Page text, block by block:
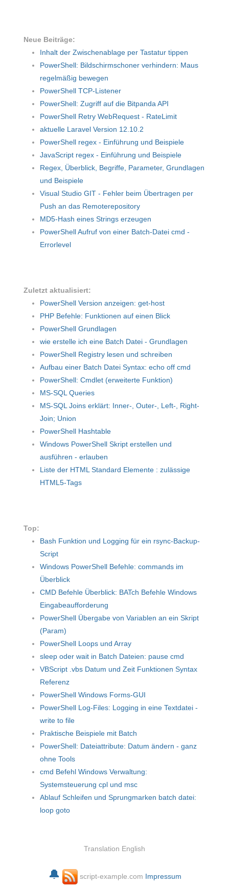
Neue Beiträge:
Inhalt der Zwischenablage per Tastatur tippen
PowerShell: Bildschirmschoner verhindern: Maus
regelmäßig bewegen
PowerShell TCP-Listener
PowerShell: Zugriff auf die Bitpanda API
PowerShell Retry WebRequest - RateLimit
aktuelle Laravel Version 12.10.2
PowerShell regex - Einführung und Beispiele
JavaScript regex - Einführung und Beispiele
Regex, Überblick, Begriffe, Parameter, Grundlagen
und Beispiele
Visual Studio GIT - Fehler beim Übertragen per
Push an das Remoterepository
MD5-Hash eines Strings erzeugen
PowerShell Aufruf von einer Batch-Datei cmd -
Errorlevel
Zuletzt aktualisiert:
PowerShell Version anzeigen: get-host
PHP Befehle: Funktionen auf einen Blick
PowerShell Grundlagen
wie erstelle ich eine Batch Datei - Grundlagen
PowerShell Registry lesen und schreiben
Aufbau einer Batch Datei Syntax: echo off cmd
PowerShell: Cmdlet (erweiterte Funktion)
MS-SQL Queries
MS-SQL Joins erklärt: Inner-, Outer-, Left-, Right-
Join; Union
PowerShell Hashtable
Windows PowerShell Skript erstellen und
ausführen - erlauben
Liste der HTML Standard Elemente : zulässige
HTML5-Tags
Top:
Bash Funktion und Logging für ein rsync-Backup-
Script
Windows PowerShell Befehle: commands im
Überblick
CMD Befehle Überblick: BATch Befehle Windows
Eingabeaufforderung
PowerShell Übergabe von Variablen an ein Skript
(Param)
PowerShell Loops und Array
sleep oder wait in Batch Dateien: pause cmd
VBScript .vbs Datum und Zeit Funktionen Syntax
Referenz
PowerShell Windows Forms-GUI
PowerShell Log-Files: Logging in eine Textdatei -
write to file
Praktische Beispiele mit Batch
PowerShell: Dateiattribute: Datum ändern - ganz
ohne Tools
cmd Befehl Windows Verwaltung:
Systemsteuerung cpl und msc
Ablauf Schleifen und Sprungmarken batch datei:
loop goto
Translation English
🔔 script-example.com Impressum